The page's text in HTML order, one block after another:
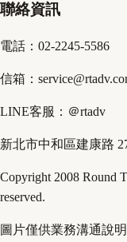
聯絡資訊
電話：02-2245-5586
信箱：
LINE客服：＠rtadv
新北市中和區建康路
Copyright 2008 Round
reserved.
圖片僅供業務溝通說